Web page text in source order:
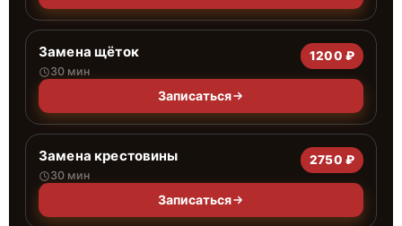
Замена щёток
30 мин
1200 ₽
Записаться
Замена крестовины
30 мин
2750 ₽
Записаться